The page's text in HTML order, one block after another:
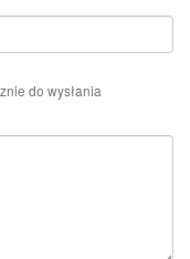
do wysłania